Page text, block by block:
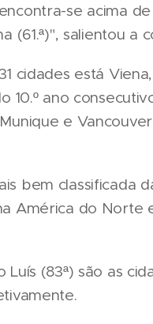
se acima
(61.ª)", salientou a
cidades está
10.º ano
e
bem classificada
América do Norte
Luís (83ª) são as